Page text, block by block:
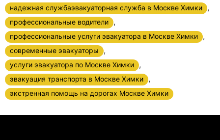
надежная службаэвакуаторная служба в Москве Химки ,
профессиональные водители ,
профессиональные услуги эвакуатора в Москве Химки ,
современные эвакуаторы ,
услуги эвакуатора по Москве Химки ,
эвакуация транспорта в Москве Химки ,
экстренная помощь на дорогах Москве Химки